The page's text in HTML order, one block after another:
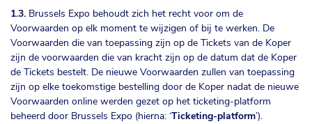
1.3. Brussels Expo behoudt zich het recht voor om de
Voorwaarden op elk moment te wijzigen of bij te werken. De
Voorwaarden die van toepassing zijn op de Tickets van de Koper
zijn de voorwaarden die van kracht zijn op de datum dat de Koper
de Tickets bestelt. De nieuwe Voorwaarden zullen van toepassing
zijn op elke toekomstige bestelling door de Koper nadat de nieuwe
Voorwaarden online werden gezet op het ticketing-platform
beheerd door Brussels Expo (hierna: ‘Ticketing-platform’).